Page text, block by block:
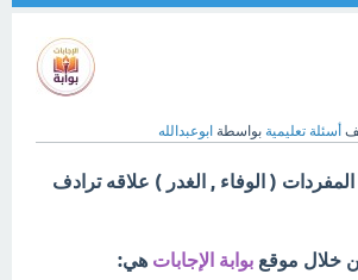
أسئلة تعليمية بواسطة ابوعبدالله
المفردات ( الوفاء , الغدر ) علاقه ترادف
خلال موقع بوابة الإجابات هي: